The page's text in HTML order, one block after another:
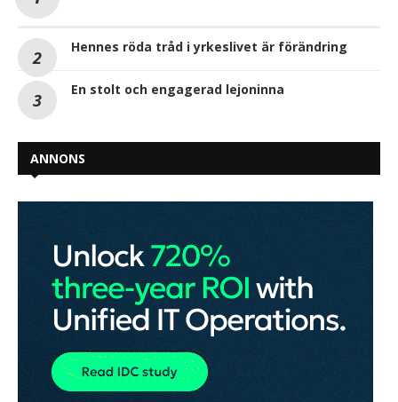
Hennes röda tråd i yrkeslivet är förändring
En stolt och engagerad lejoninna
ANNONS